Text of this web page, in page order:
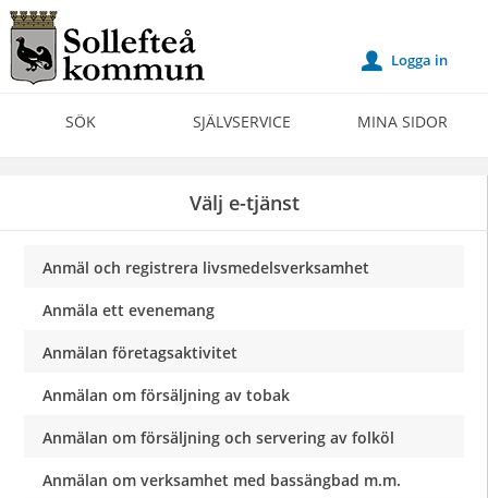
Välkommen
till
Självservice
Sollefteå
SÖK SJÄLVSERVICE MINA SIDOR
u Logga in
Välj e-tjänst
Anmäl och registrera livsmedelsverksamhet
Anmäla ett evenemang
Anmälan företagsaktivitet
Anmälan om försäljning av tobak
Anmälan om försäljning och servering av folköl
Anmälan om verksamhet med bassängbad m.m.